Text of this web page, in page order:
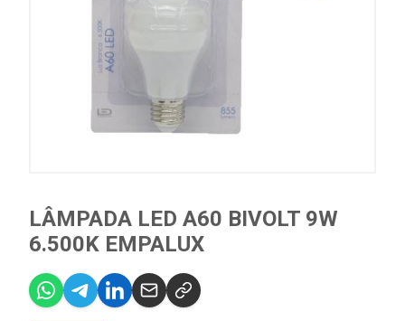
LÂMPADA LED A60 BIVOLT 9W
6.500K EMPALUX